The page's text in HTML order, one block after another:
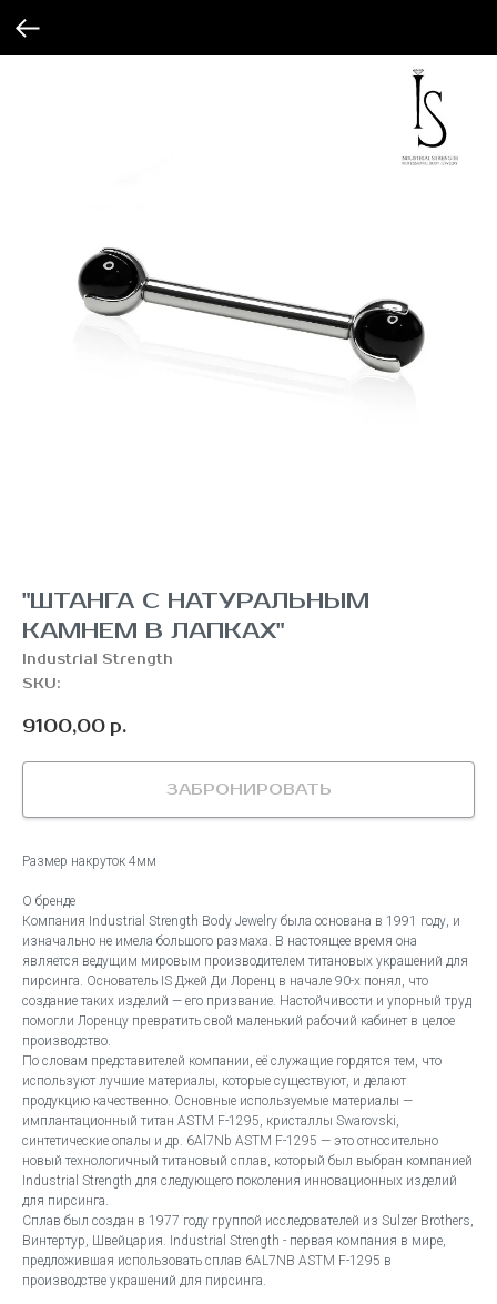
"ШТАНГА С НАТУРАЛЬНЫМ
КАМНЕМ В ЛАПКАХ"
Industrial Strength
SKU:
9100,00 р.
ЗАБРОНИРОВАТЬ
Размер накруток 4мм
О бренде
Компания Industrial Strength Body Jewelry была основана в 1991 году, и
изначально не имела большого размаха. В настоящее время она
является ведущим мировым производителем титановых украшений для
пирсинга. Основатель IS Джей Ди Лоренц в начале 90-х понял, что
создание таких изделий — его призвание. Настойчивости и упорный труд
помогли Лоренцу превратить свой маленький рабочий кабинет в целое
производство.
По словам представителей компании, её служащие гордятся тем, что
используют лучшие материалы, которые существуют, и делают
продукцию качественно. Основные используемые материалы —
имплантационный титан ASTM F-1295, кристаллы Swarovski,
синтетические опалы и др. 6Al7Nb ASTM F-1295 — это относительно
новый технологичный титановый сплав, который был выбран компанией
Industrial Strength для следующего поколения инновационных изделий
для пирсинга.
Сплав был создан в 1977 году группой исследователей из Sulzer Brothers,
Винтертур, Швейцария. Industrial Strength - первая компания в мире,
предложившая использовать сплав 6AL7NB ASTM F-1295 в
производстве украшений для пирсинга.